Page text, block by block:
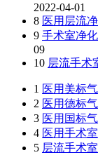
2022-04-01
8 医用层流
9 手术室净
09
10 层流手术
1 医用美标
2 医用德标
3 医用国标
4 医用手术
5 层流手术